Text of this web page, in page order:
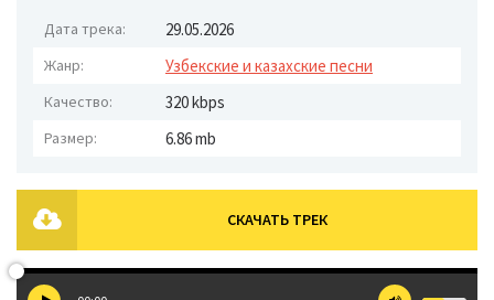
Дата трека: 29.05.2026
Жанр: Узбекские и казахские песни
Качество: 320 kbps
Размер: 6.86 mb
СКАЧАТЬ ТРЕК